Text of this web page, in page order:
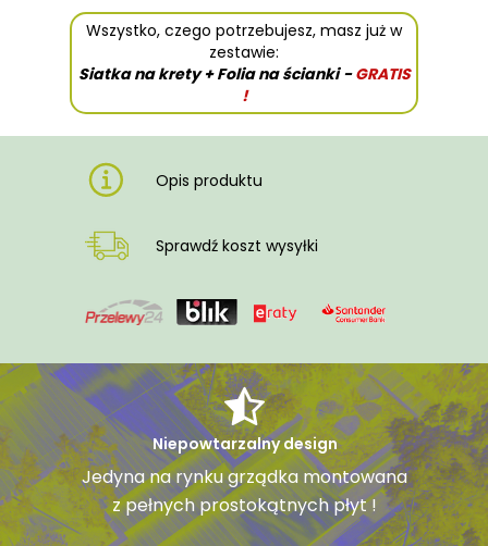
Wszystko, czego potrzebujesz, masz już w
zestawie:
Siatka na krety + Folia na ścianki -GRATIS
!
Sprawdź koszt wysyłki
Opis produktu
Niepowtarzalny design
Jedyna na rynku grządka montowana
z pełnych prostokątnych płyt !